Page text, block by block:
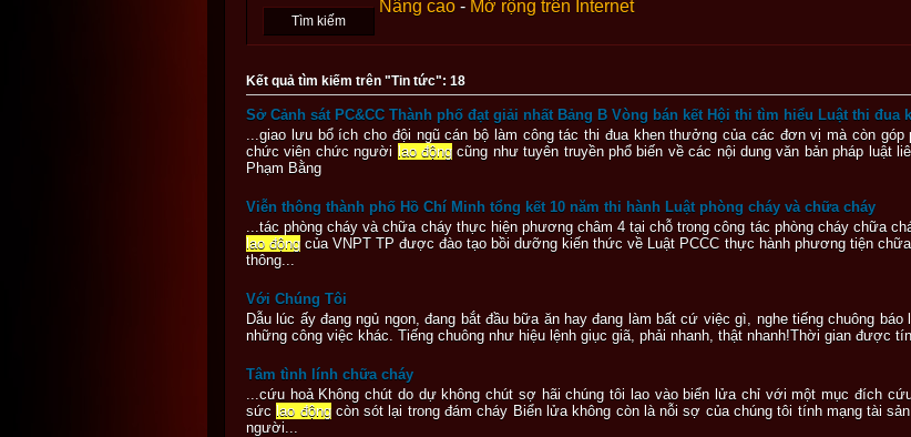
Nâng cao - Mở rộng trên Internet
Kết quả tìm kiếm trên "Tin tức": 18
Sở Cảnh sát PC&CC Thành phố đạt giải nhất Bảng B Vòng bán kết Hội thi tìm hiểu Luật thi đua
...giao lưu bổ ích cho đội ngũ cán bộ làm công tác thi đua khen thưởng của các đơn vị mà còn
chức viên chức người lao động cũng như tuyên truyền phổ biến về các nội dung văn bản pháp luật
Phạm Bằng
Viễn thông thành phố Hồ Chí Minh tổng kết 10 năm thi hành Luật phòng cháy và chữa cháy
...tác phòng cháy và chữa cháy thực hiện phương châm 4 tại chỗ trong công tác phòng cháy chữa
lao động của VNPT TP được đào tạo bồi dưỡng kiến thức về Luật PCCC thực hành phương tiện
thông...
Với Chúng Tôi
Dẫu lúc ấy đang ngủ ngon, đang bắt đầu bữa ăn hay đang làm bất cứ việc gì, nghe tiếng chuông
những công việc khác. Tiếng chuông như hiệu lệnh giục giã, phải nhanh, thật nhanh!Thời gian được
Tâm tình lính chữa cháy
...cứu hoả Không chút do dự không chút sợ hãi chúng tôi lao vào biển lửa chỉ với một mục đích
sứclao độngcòn sót lại trong đám cháy Biển lửa không còn là nỗi sợ của chúng tôi tính mạng tài
người...